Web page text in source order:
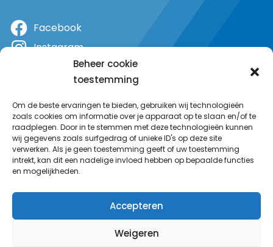
Beheer cookie
toestemming
Om de beste ervaringen te bieden, gebruiken wij technologieën
zoals cookies om informatie over je apparaat op te slaan en/of te
raadplegen. Door in te stemmen met deze technologieën kunnen
wij gegevens zoals surfgedrag of unieke ID's op deze site
verwerken. Als je geen toestemming geeft of uw toestemming
intrekt, kan dit een nadelige invloed hebben op bepaalde functies
en mogelijkheden.
Accepteren
Weigeren
Facebook
Instagram
YouTube